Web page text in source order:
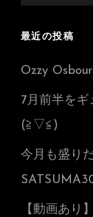
最近の投稿
Ozzy
7月前半を
(≧▽≦)
今月も盛り
【動画あ